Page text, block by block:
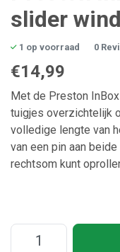
slider
1 op voorraad 0
€14,99
Met de Preston
tuigjes overzichtelijk
volledige lengte van
van een pin aan
rechtsom kunt